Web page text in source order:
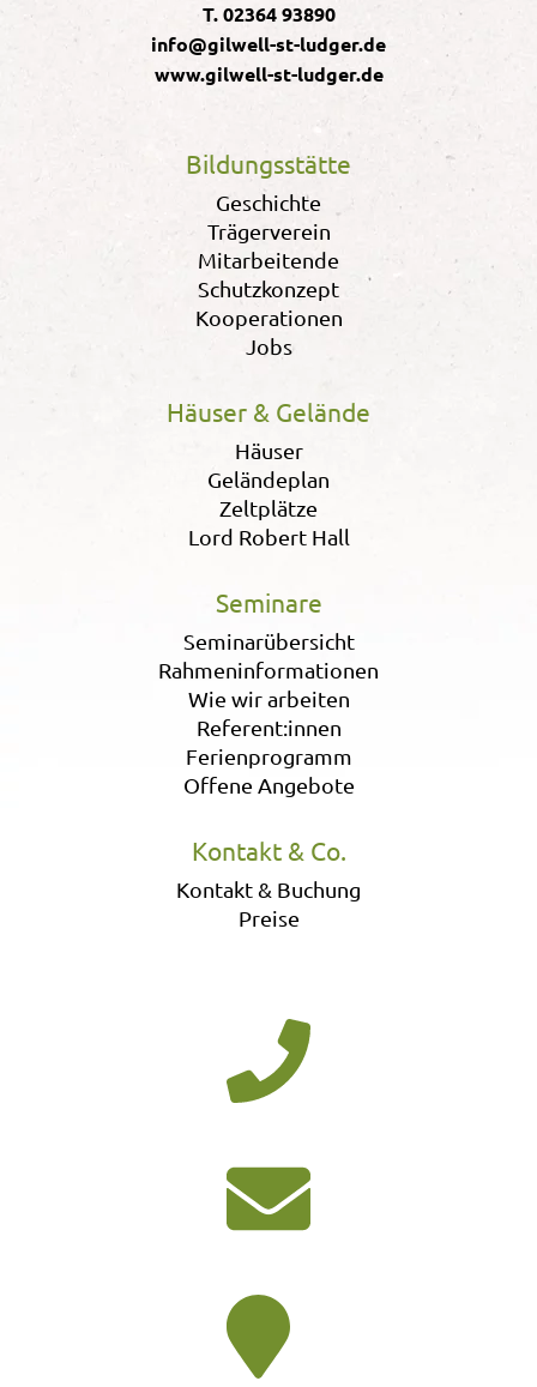
T. 02364 93890
info@gilwell-st-ludger.de
www.gilwell-st-ludger.de
Bildungsstätte
Geschichte
Trägerverein
Mitarbeitende
Schutzkonzept
Kooperationen
Jobs
Häuser & Gelände
Häuser
Geländeplan
Zeltplätze
Lord Robert Hall
Seminare
Seminarübersicht
Rahmeninformationen
Wie wir arbeiten
Referent:innen
Ferienprogramm
Offene Angebote
Kontakt & Co.
Kontakt & Buchung
Preise